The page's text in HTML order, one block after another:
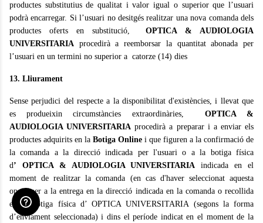
productes substitutius de qualitat i valor igual o superior que l’usuari
podrà encarregar. Si l’usuari no desitgés realitzar una nova comanda dels
productes oferts en substitució,
OPTICA & AUDIOLOGIA
UNIVERSITARIA procedirà a reemborsar la quantitat abonada per
l’usuari en un termini no superior a catorze (14) dies
13. Lliurament
Sense perjudici del respecte a la disponibilitat d'existències, i llevat que
es produeixin circumstàncies extraordinàries,
OPTICA &
AUDIOLOGIA UNIVERSITARIA procedirà a preparar i a enviar els
productes adquirits en la Botiga Online i que figuren a la confirmació de
la comanda a la direcció indicada per l'usuari o a la botiga física
d’ OPTICA & AUDIOLOGIA UNIVERSITARIA
indicada en el
moment de realitzar la comanda (en cas d'haver seleccionat aquesta
opció)per a la entrega en la direcció indicada en la comanda o recollida
en la botiga física d’ OPTICA UNIVERSITARIA (segons la forma
d’enviament seleccionada) i dins el període indicat en el moment de la